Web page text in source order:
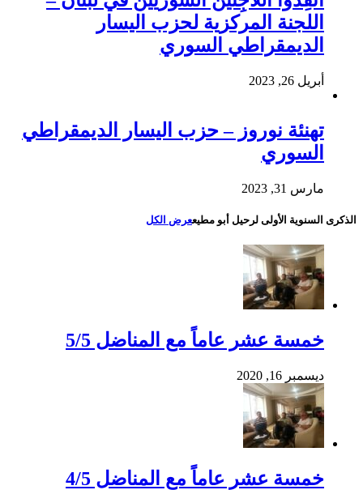
اللجنة المركزية لحزب اليسار
الديمقراطي السوري
أبريل 26, 2023
تهنئة نوروز – حزب اليسار الديمقراطي
السوري
مارس 31, 2023
الذكرى السنوية الأولى لرحيل أبو مطيععرض الكل
خمسة عشر عاماً مع المناضل 5/5
ديسمبر 16, 2020
خمسة عشر عاماً مع المناضل 4/5